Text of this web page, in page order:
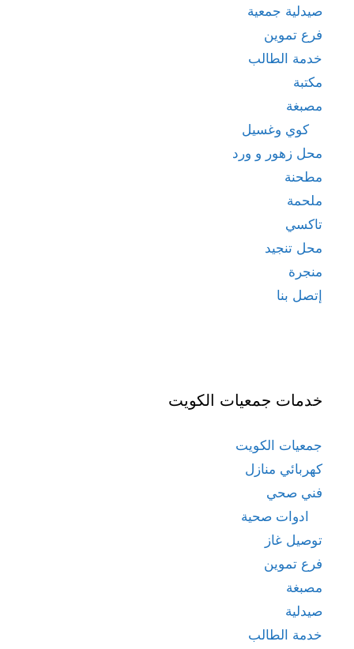
صيدلية جمعية
فرع تموين
خدمة الطالب
مكتبة
مصبغة
كوي وغسيل
محل زهور و ورد
مطحنة
ملحمة
تاكسي
محل تنجيد
منجرة
إتصل بنا
خدمات جمعيات الكويت
جمعيات الكويت
كهربائي منازل
فني صحي
ادوات صحية
توصيل غاز
فرع تموين
مصبغة
صيدلية
خدمة الطالب